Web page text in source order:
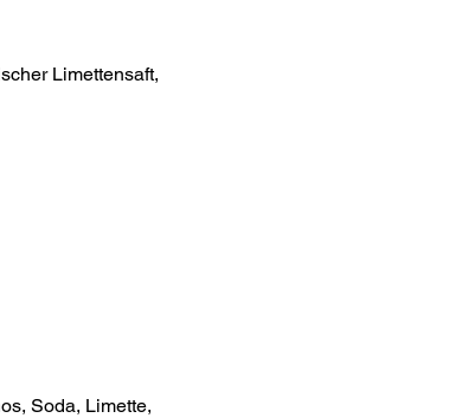
Limettensaft,
Soda, Limette,